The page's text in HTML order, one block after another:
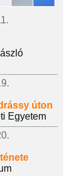
úton
Egyetem